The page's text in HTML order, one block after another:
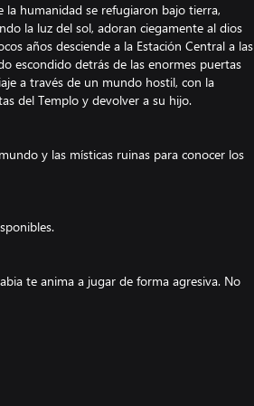
la humanidad se refugiaron bajo tierra,
la luz del sol, adoran ciegamente al dios
años desciende a la Estación Central a las
escondido detrás de las enormes puertas
a través de un mundo hostil, con la
del Templo y devolver a su hijo.
y las místicas ruinas para conocer los
te anima a jugar de forma agresiva. No